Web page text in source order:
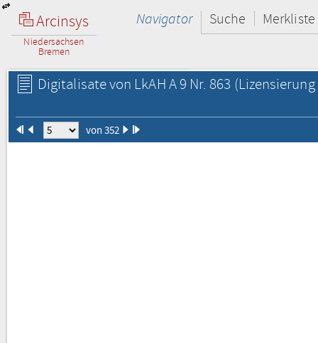
Arcinsys
Niedersachsen
Bremen
Navigator Suche Merkliste
Digitalisate von LkAH A 9 Nr. 863
von 352